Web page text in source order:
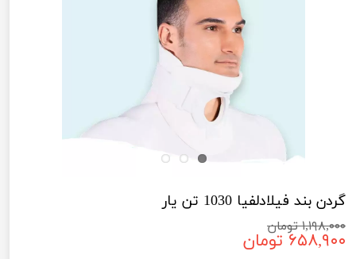
گردن بند فیلادلفیا 1030 تن یار
۱,۱۹۸,۰۰۰ تومان
۶۵۸,۹۰۰ تومان